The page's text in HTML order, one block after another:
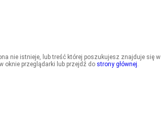
nie istnieje, lub treść której poszukujesz znajduje się w
oknie przeglądarki lub przejdź do strony głównej.